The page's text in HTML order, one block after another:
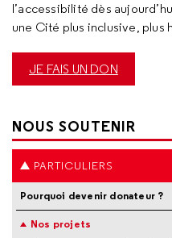
l’accessibilité dès
une Cité plus inclusive, plus
JE FAIS UN DON
NOUS SOUTENIR
PARTICULIERS
Pourquoi devenir donateur ?
Nos projets